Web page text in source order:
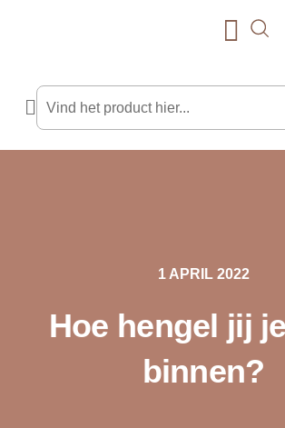
1 APRIL 2022
Hoe hengel jij
binnen?